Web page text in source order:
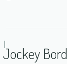
|
Jockey